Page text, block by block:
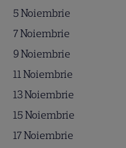
5 Noiembrie
7 Noiembrie
9 Noiembrie
11 Noiembrie
13 Noiembrie
15 Noiembrie
17 Noiembrie